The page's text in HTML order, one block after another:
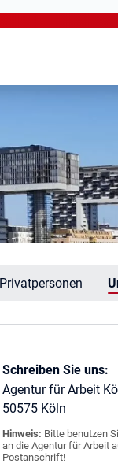
Privatpersonen
Schreiben Sie uns:
Agentur für Arbeit
50575 Köln
Hinweis: Bitte benutzen
an die Agentur für Arbeit
Postanschrift!